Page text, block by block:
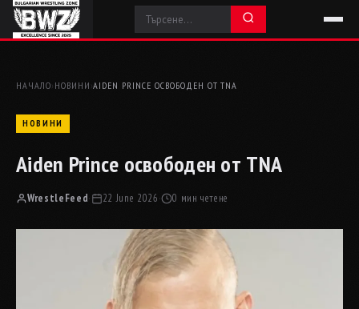
НАЧАЛО› НОВИНИ ›AIDEN PRINCE ОСВОБОДЕН ОТ TNA
НОВИНИ
Aiden Prince освободен от TNA
WrestleFeed· 22 June 2026· 0 мин четене